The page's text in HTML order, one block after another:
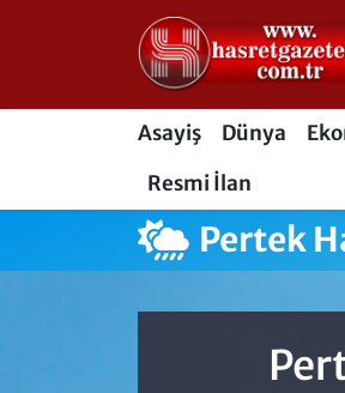
Asayiş Dünya
Resmi İlan
Pertek
Osmaniye Nöbetçi Eczaneler
Osmaniye Hava Durumu
Osmaniye Trafik Yoğunluk
Süper Lig Puan Durumu ve